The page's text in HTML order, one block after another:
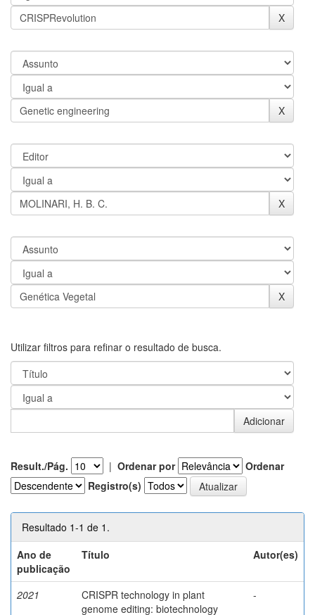
Utilizar filtros para refinar o resultado de busca.
Result./Pág. | Ordenar por
Ordenar
Registro(s)
Resultado 1-1 de 1.
Ano de
publicação
Título Autor(es)
2021
CRISPR technology in plant
genome editing: biotechnology
-